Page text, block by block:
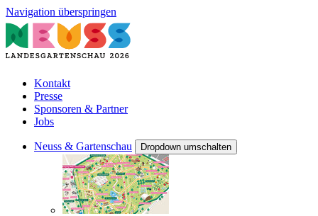
Navigation überspringen
Kontakt
Presse
Sponsoren & Partner
Jobs
Neuss & Gartenschau Dropdown umschalten